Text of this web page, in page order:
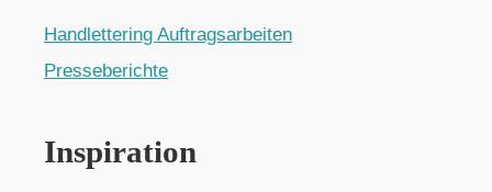
Handlettering Auftragsarbeiten
Presseberichte
Inspiration